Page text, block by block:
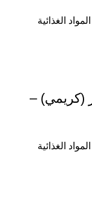
المواد الغذائية
(كريمي) –
المواد الغذائية